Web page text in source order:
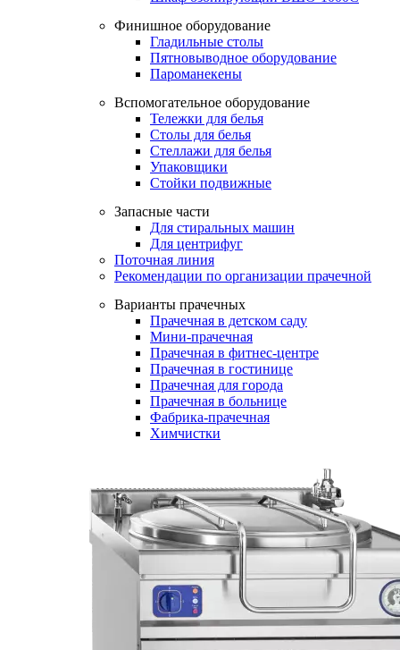
Финишное оборудование
Гладильные столы
Пятновыводное оборудование
Пароманекены
Вспомогательное оборудование
Тележки для белья
Столы для белья
Стеллажи для белья
Упаковщики
Стойки подвижные
Запасные части
Для стиральных машин
Для центрифуг
Поточная линия
Рекомендации по организации прачечной
Варианты прачечных
Прачечная в детском саду
Мини-прачечная
Прачечная в фитнес-центре
Прачечная в гостинице
Прачечная для города
Прачечная в больнице
Фабрика-прачечная
Химчистки